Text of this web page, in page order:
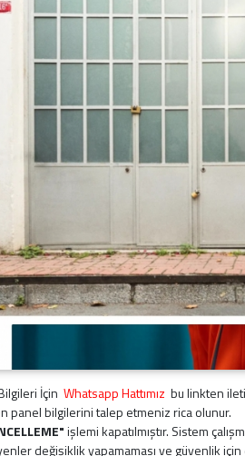
İçin Whatsapp Hattımız bu linkten
panel bilgilerini talep etmeniz rica olunur.
işlemi kapatılmıştır. Sistem
değişiklik yapamaması ve güvenlik